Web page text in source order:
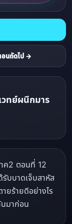
นถัดไป →
ทย์ผนึกมาร
ค2 ตอนที่ 12
บบาดเจ็บสาหัส
ยร้ายดีอย่างไร
มาก่อน